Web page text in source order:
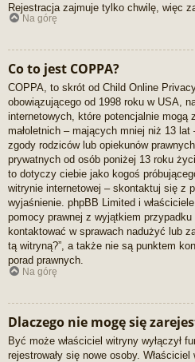
Rejestracja zajmuje tylko chwilę, więc
Na górę
Co to jest COPPA?
COPPA, to skrót od Child Online
obowiązującego od 1998 roku w USA,
internetowych, które potencjalnie mogą
małoletnich – mających mniej niż 13
zgody rodziców lub opiekunów
prywatnych od osób poniżej 13 roku
to dotyczy ciebie jako kogoś
witrynie internetowej – skontaktuj się z
wyjaśnienie. phpBB Limited i
pomocy prawnej z wyjątkiem
kontaktować w sprawach nadużyć lub
tą witryną?”, a także nie są punktem
porad prawnych.
Na górę
Dlaczego nie mogę się
Być może właściciel witryny wyłączył
rejestrowały się nowe osoby.